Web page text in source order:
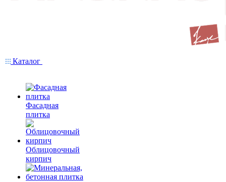
Каталог
Фасадная
плитка
Облицовочный
кирпич